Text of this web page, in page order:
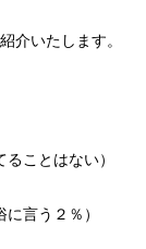
介いたします。
ことはない）
言う２％）